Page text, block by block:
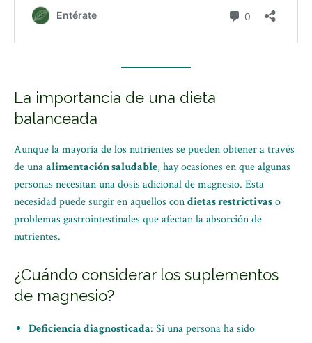
La importancia de una dieta
balanceada
Aunque la mayoría de los nutrientes se pueden obtener a través
de unaalimentación saludable, hay ocasiones en que algunas
personas necesitan una dosis adicional de magnesio. Esta
necesidad puede surgir en aquellos condietas restrictivaso
problemas gastrointestinales que afectan la absorción de
nutrientes.
¿Cuándo considerar los suplementos
de magnesio?
Deficiencia diagnosticada: Si una persona ha sido